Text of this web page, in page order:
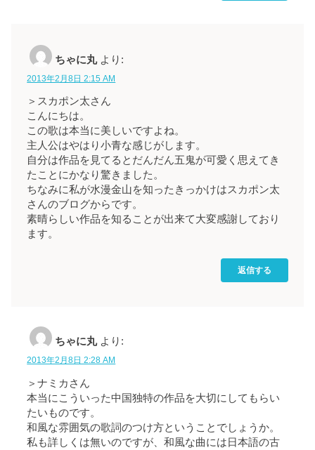
ちゃに丸 より:
2013年2月8日 2:15 AM
＞スカポン太さん
こんにちは。
この歌は本当に美しいですよね。
主人公はやはり小青な感じがします。
自分は作品を見てるとだんだん五鬼が可愛く思えてき
たことにかなり驚きました。
ちなみに私が水漫金山を知ったきっかけはスカポン太
さんのブログからです。
素晴らしい作品を知ることが出来て大変感謝しており
ます。
返信する
ちゃに丸 より:
2013年2月8日 2:28 AM
＞ナミカさん
本当にこういった中国独特の作品を大切にしてもらい
たいものです。
和風な雰囲気の歌詞のつけ方ということでしょうか。
私も詳しくは無いのですが、和風な曲には日本語の古